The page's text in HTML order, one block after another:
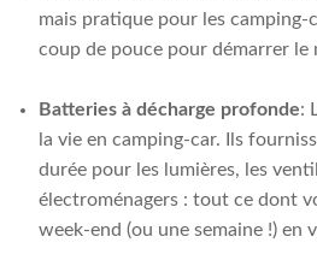
mais pratique pour les camping-
coup de pouce pour démarrer le
Batteries à décharge profonde:
la vie en camping-car. Ils
durée pour les lumières, les
électroménagers : tout ce dont
week-end (ou une semaine !) en